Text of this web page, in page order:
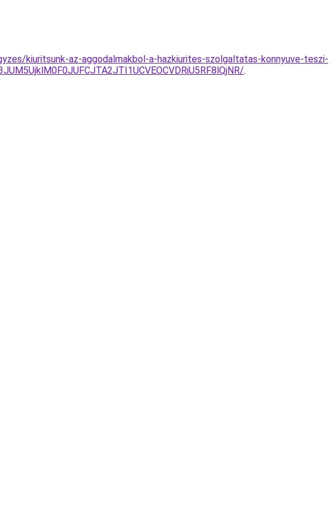
kiuritsunk-az-aggodalmakbol-a-hazkiurites-szolgaltatas-konnyuve-teszi-
.